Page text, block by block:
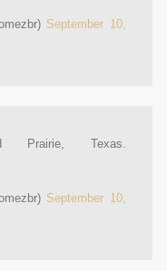
September 10,
Prairie, Texas.
September 10,